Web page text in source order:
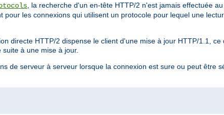
, la recherche d'un en-tête HTTP/2 n'est jamais effectuée
pour les connexions qui utilisent un protocole pour lequel une
directe HTTP/2 dispense le client d'une mise à jour HTTP/1.1,
à une mise à jour.
de serveur à serveur lorsque la connexion est sure ou peut être